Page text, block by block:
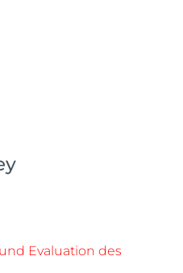
Evaluation des